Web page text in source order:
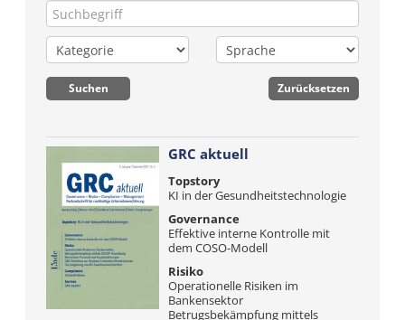
GRC aktuell
Topstory
KI in der Gesundheitstechnologie
Governance
Effektive interne Kontrolle mit
dem COSO-Modell
Risiko
Operationelle Risiken im
Bankensektor
Betrugsbekämpfung mittels